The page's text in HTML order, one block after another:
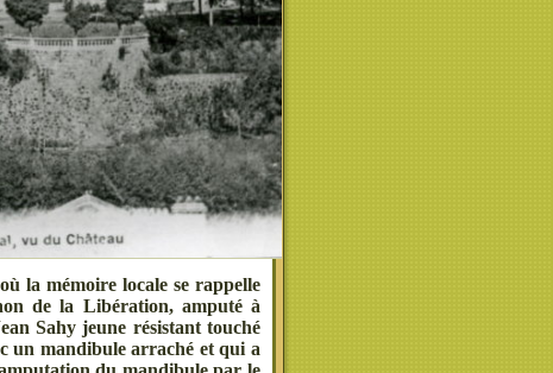
la mémoire locale se rappelle
de la Libération, amputé à
Sahy jeune résistant touché
un mandibule arraché et qui a